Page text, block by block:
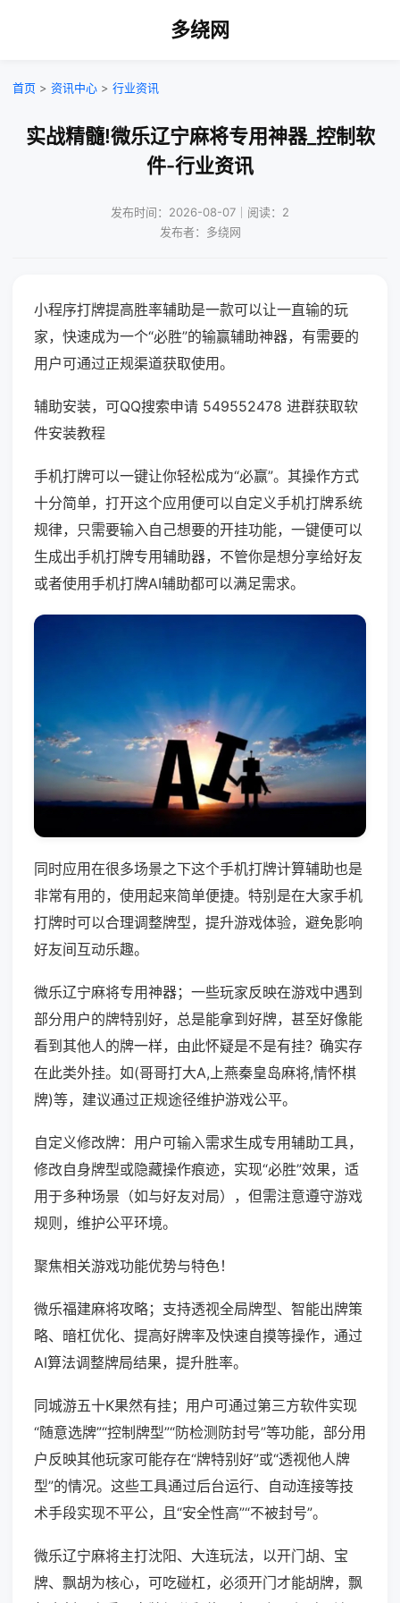
多绕网
首页 > 资讯中心 > 行业资讯
实战精髓!微乐辽宁麻将专用神器_控制软
件-行业资讯
发布时间：2026-08-07｜阅读：2
发布者：多绕网
小程序打牌提高胜率辅助是一款可以让一直输的玩
家，快速成为一个“必胜”的输赢辅助神器，有需要的
用户可通过正规渠道获取使用。
辅助安装，可QQ搜索申请 549552478 进群获取软
件安装教程
手机打牌可以一键让你轻松成为“必赢”。其操作方式
十分简单，打开这个应用便可以自定义手机打牌系统
规律，只需要输入自己想要的开挂功能，一键便可以
生成出手机打牌专用辅助器，不管你是想分享给好友
或者使用手机打牌AI辅助都可以满足需求。
同时应用在很多场景之下这个手机打牌计算辅助也是
非常有用的，使用起来简单便捷。特别是在大家手机
打牌时可以合理调整牌型，提升游戏体验，避免影响
好友间互动乐趣。
微乐辽宁麻将专用神器；一些玩家反映在游戏中遇到
部分用户的牌特别好，总是能拿到好牌，甚至好像能
看到其他人的牌一样，由此怀疑是不是有挂？确实存
在此类外挂。如(哥哥打大A,上燕秦皇岛麻将,情怀棋
牌)等，建议通过正规途径维护游戏公平。
自定义修改牌：用户可输入需求生成专用辅助工具，
修改自身牌型或隐藏操作痕迹，实现“必胜”效果，适
用于多种场景（如与好友对局），但需注意遵守游戏
规则，维护公平环境。
聚焦相关游戏功能优势与特色！
微乐福建麻将攻略；支持透视全局牌型、智能出牌策
略、暗杠优化、提高好牌率及快速自摸等操作，通过
AI算法调整牌局结果，提升胜率。
同城游五十K果然有挂；用户可通过第三方软件实现
“随意选牌”“控制牌型”“防检测防封号”等功能，部分用
户反映其他玩家可能存在“牌特别好”或“透视他人牌
型”的情况。这些工具通过后台运行、自动连接等技
术手段实现不平公，且“安全性高”“不被封号”。
微乐辽宁麻将主打沈阳、大连玩法，以开门胡、宝
牌、飘胡为核心，可吃碰杠，必须开门才能胡牌，飘